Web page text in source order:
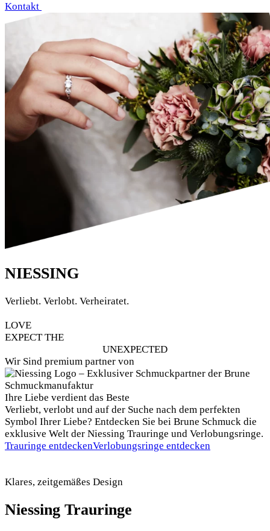
Kontakt
NIESSING
Verliebt. Verlobt. Verheiratet.
LOVE
EXPECT THE
UNEXPECTED
Wir Sind premium partner von
Ihre Liebe verdient das Beste
Verliebt, verlobt und auf der Suche nach dem perfekten
Symbol Ihrer Liebe? Entdecken Sie bei Brune Schmuck die
exklusive Welt der Niessing Trauringe und Verlobungsringe.
Trauringe entdeckenVerlobungsringe entdecken
Klares, zeitgemäßes Design
Niessing Trauringe